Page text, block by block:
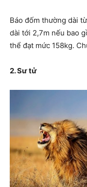
Báo đốm thường dài
dài tới 2,7m nếu bao
thể đạt mức 158kg.
2. Sư tử